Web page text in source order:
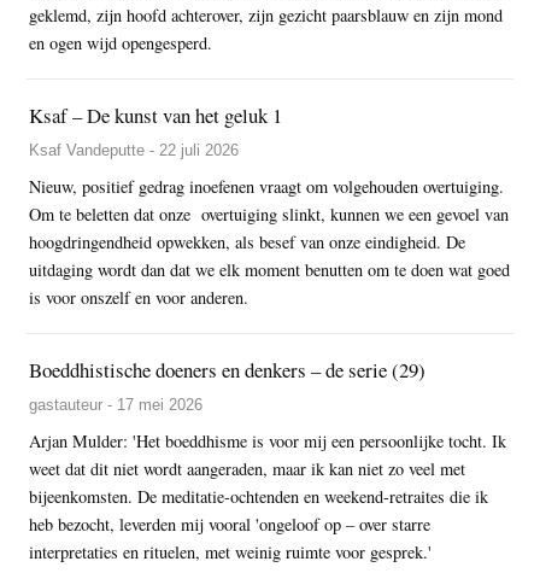
geklemd, zijn hoofd achterover, zijn gezicht paarsblauw en zijn mond
en ogen wijd opengesperd.
Ksaf – De kunst van het geluk 1
Ksaf Vandeputte - 22 juli 2026
Nieuw, positief gedrag inoefenen vraagt om volgehouden overtuiging.
Om te beletten dat onze overtuiging slinkt, kunnen we een gevoel van
hoogdringendheid opwekken, als besef van onze eindigheid. De
uitdaging wordt dan dat we elk moment benutten om te doen wat goed
is voor onszelf en voor anderen.
Boeddhistische doeners en denkers – de serie (29)
gastauteur - 17 mei 2026
Arjan Mulder: 'Het boeddhisme is voor mij een persoonlijke tocht. Ik
weet dat dit niet wordt aangeraden, maar ik kan niet zo veel met
bijeenkomsten. De meditatie-ochtenden en weekend-retraites die ik
heb bezocht, leverden mij vooral 'ongeloof op – over starre
interpretaties en rituelen, met weinig ruimte voor gesprek.'